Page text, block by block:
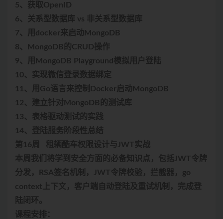
5、获取OpenID
6、关系型数据库 vs 非关系型数据库
7、用docker来启动MongoDB
8、MongoDB的CRUD操作
9、用MongoDB Playground模拟用户登陆
10、实现微信登录数据绑定
11、用Go语言来控制Docker启动MongoDB
12、建立针对MongoDB的测试库
13、表格驱动测试的实践
14、登陆服务阶段性总结
第16周 租辆酷车权限设计与JWT实战
本周我们将学到安全方面的必备知识点，包括JWT令牌
分发，RSA签名机制，JWT令牌校验，拦截器，go
context上下文，客户端自动登陆及重试机制，完成登
陆闭环。
课程安排：